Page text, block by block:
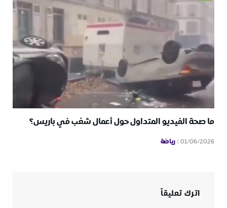
ما صحة الفيديو المتداول حول أعمال شغب في باريس؟
01/06/2026 رياضة
اترك تعليقاً